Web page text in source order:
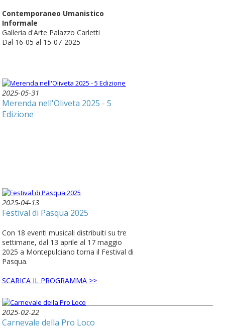
Contemporaneo Umanistico
Informale
Galleria d'Arte Palazzo Carletti
Dal 16-05 al 15-07-2025
2025-05-31
Merenda nell'Oliveta 2025 - 5
Edizione
2025-04-13
Festival di Pasqua 2025
Con 18 eventi musicali distribuiti su tre
settimane, dal 13 aprile al 17 maggio
2025 a Montepulciano torna il Festival di
Pasqua.
SCARICA IL PROGRAMMA >>
2025-02-22
Carnevale della Pro Loco